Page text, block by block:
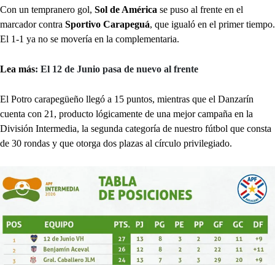
Con un tempranero gol, Sol de América se puso al frente en el
marcador contra Sportivo Carapeguá, que igualó en el primer tiempo.
El 1-1 ya no se movería en la complementaria.
Lea más: El 12 de Junio pasa de nuevo al frente
El Potro carapegüeño llegó a 15 puntos, mientras que el Danzarín
cuenta con 21, producto lógicamente de una mejor campaña en la
División Intermedia, la segunda categoría de nuestro fútbol que consta
de 30 rondas y que otorga dos plazas al círculo privilegiado.